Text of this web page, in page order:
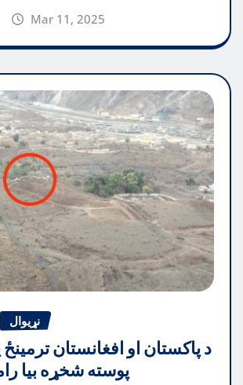
Mar 11, 2025
نړیوال
د پاکستان او افغانستان ترمینځ
پوسته شخړه بیا